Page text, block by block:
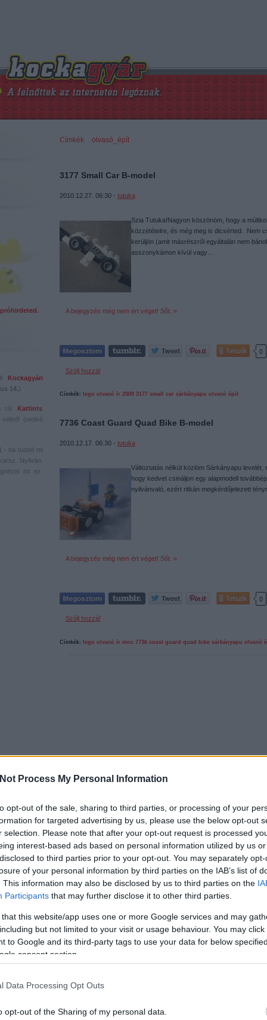
Process My Personal Information
opt-out of the sale, sharing to third parties, or processing of your
for targeted advertising by us, please use the below opt-out
selection. Please note that after your opt-out request is processed
interest-based ads based on personal information utilized by us
to third parties prior to your opt-out. You may separately
of your personal information by third parties on the IAB’s list of
This information may also be disclosed by us to third parties on the
Participants that may further disclose it to other third parties.
that this website/app uses one or more Google services and may
but not limited to your visit or usage behaviour. You may
to Google and its third-party tags to use your data for below
consent section.
Data Processing Opt Outs
opt-out of the Sharing of my personal data.
Kockagyári
14.)
rá!
Kattints
(utolsó
- ha tudod mi
Nyilván.
mi ez.
nem tudod
kattints!
Címkék» olvasó_épít
3177 Small Car B-model
2010.12.27. 06:30 - tutuka
Szia Tutuka!Nagyon köszönöm, hogy a
közzétételre, és még meg is dicsérted. Nem
kerüljön (amit másrészről egyáltalán nem
asszonykámon kívül vagy…
A bejegyzés még nem ért véget! Sőt. »
Tetszik 0
Szólj hozzá!
Címkék: lego olvasó ír 2009 3177 small car sárkányapu olvasó épít
7736 Coast Guard Quad Bike B-model
2010.12.17. 06:30 - tutuka
Változtatás nélkül közlöm Sárkányapu
hogy kedvet csináljon egy alapmodell
nyilvánvaló, ezért ritkán megkérdőjelezett
A bejegyzés még nem ért véget! Sőt. »
Tetszik 0
Szólj hozzá!
Címkék: lego olvasó ír moc 7736 coast guard quad bike sárkányapu olvasó